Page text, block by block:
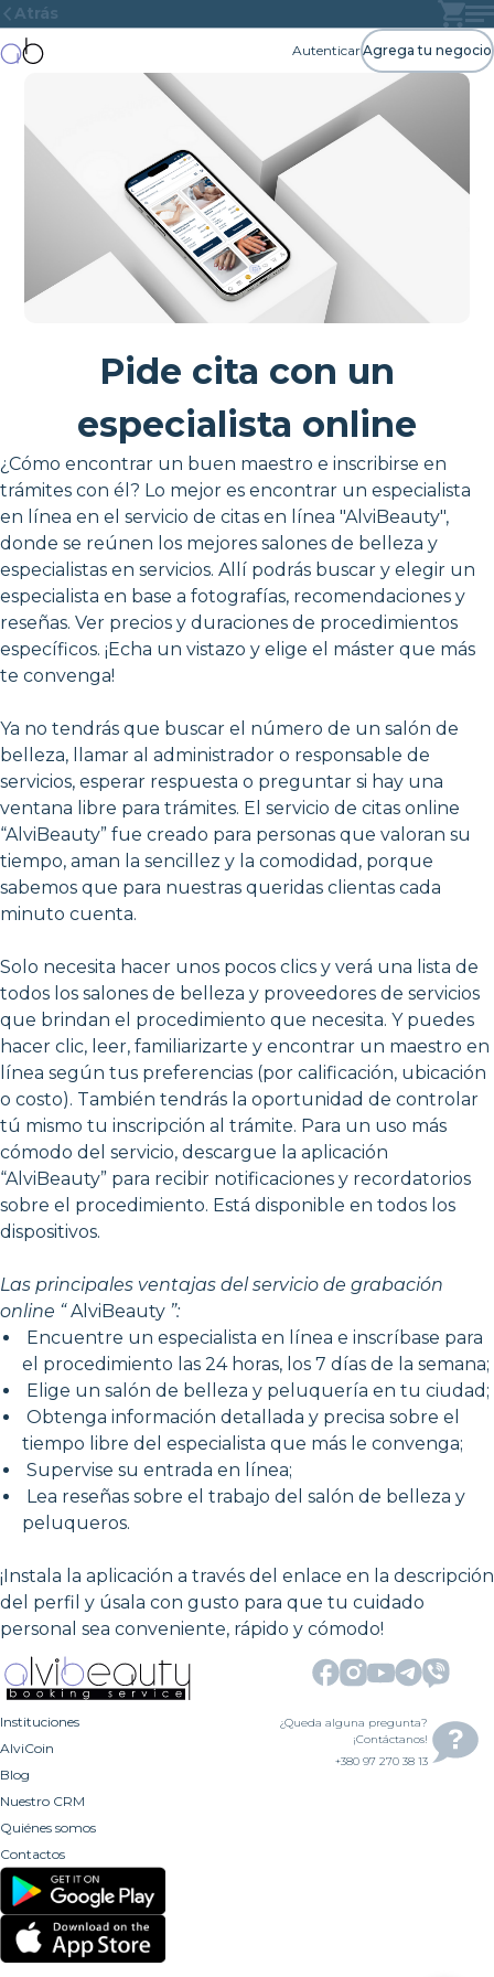
Atrás
AutenticarAgrega tu negocio
Pide cita con un
especialista online
¿Cómo encontrar un buen maestro e inscribirse en
trámites con él? Lo mejor es encontrar un especialista
en línea en el servicio de citas en línea "AlviBeauty",
donde se reúnen los mejores salones de belleza y
especialistas en servicios. Allí podrás buscar y elegir un
especialista en base a fotografías, recomendaciones y
reseñas. Ver precios y duraciones de procedimientos
específicos. ¡Echa un vistazo y elige el máster que más
te convenga!
Ya no tendrás que buscar el número de un salón de
belleza, llamar al administrador o responsable de
servicios, esperar respuesta o preguntar si hay una
ventana libre para trámites. El servicio de citas online
“AlviBeauty” fue creado para personas que valoran su
tiempo, aman la sencillez y la comodidad, porque
sabemos que para nuestras queridas clientas cada
minuto cuenta.
Solo necesita hacer unos pocos clics y verá una lista de
todos los salones de belleza y proveedores de servicios
que brindan el procedimiento que necesita. Y puedes
hacer clic, leer, familiarizarte y encontrar un maestro en
línea según tus preferencias (por calificación, ubicación
o costo). También tendrás la oportunidad de controlar
tú mismo tu inscripción al trámite. Para un uso más
cómodo del servicio, descargue la aplicación
“AlviBeauty” para recibir notificaciones y recordatorios
sobre el procedimiento. Está disponible en todos los
dispositivos.
Las principales ventajas del servicio de grabación
online “AlviBeauty ”:
Encuentre un especialista en línea e inscríbase para
el procedimiento las 24 horas, los 7 días de la semana;
Elige un salón de belleza y peluquería en tu ciudad;
Obtenga información detallada y precisa sobre el
tiempo libre del especialista que más le convenga;
Supervise su entrada en línea;
Lea reseñas sobre el trabajo del salón de belleza y
peluqueros.
¡Instala la aplicación a través del enlace en la descripción
del perfil y úsala con gusto para que tu cuidado
personal sea conveniente, rápido y cómodo!
Instituciones
AlviCoin
Blog
Nuestro CRM
Quiénes somos
Contactos
¿Queda alguna pregunta?
¡Contáctanos!
+380 97 270 38 13